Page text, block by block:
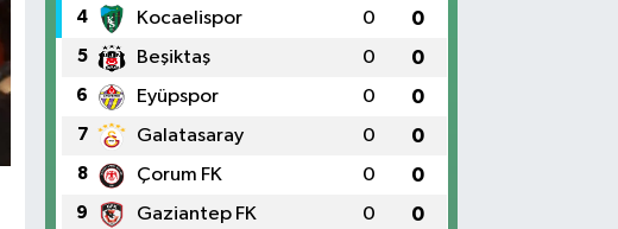
4 Kocaelispor 0 0
5 Beşiktaş 0 0
6 Eyüpspor 0 0
7 Galatasaray 0 0
8 Çorum FK 0 0
9 Gaziantep FK 0 0